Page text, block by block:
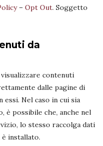
– Opt Out. Soggetto
da
contenuti
dalle pagine di
Nel caso in cui sia
è possibile che, anche nel
lo stesso raccolga dati
installato.